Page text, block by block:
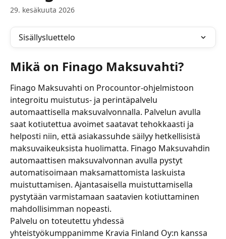
29. kesäkuuta 2026
Sisällysluettelo
Mikä on Finago Maksuvahti?
Finago Maksuvahti on Procountor-ohjelmistoon
integroitu muistutus- ja perintäpalvelu
automaattisella maksuvalvonnalla. Palvelun avulla
saat kotiutettua avoimet saatavat tehokkaasti ja
helposti niin, että asiakassuhde säilyy hetkellisistä
maksuvaikeuksista huolimatta. Finago Maksuvahdin
automaattisen maksuvalvonnan avulla pystyt
automatisoimaan maksamattomista laskuista
muistuttamisen. Ajantasaisella muistuttamisella
pystytään varmistamaan saatavien kotiuttaminen
mahdollisimman nopeasti.
Palvelu on toteutettu yhdessä
yhteistyökumppanimme Kravia Finland Oy:n kanssa